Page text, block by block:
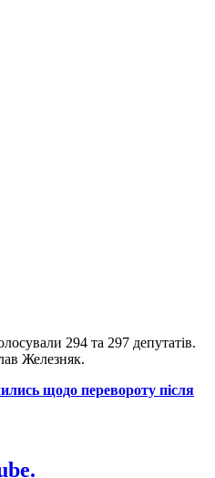
294 та 297 депутатів.
Железняк.
щодо перевороту після